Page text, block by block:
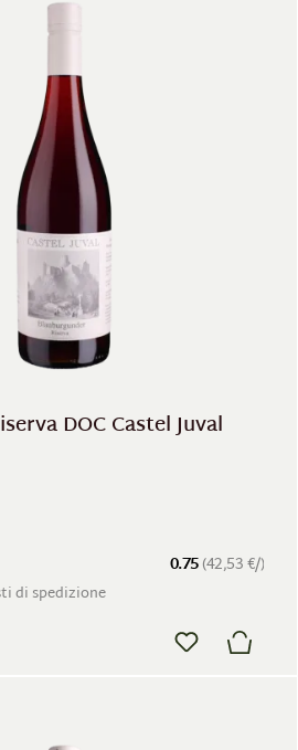
DOC Castel Juval
0.75(42,53 €/)
di spedizione